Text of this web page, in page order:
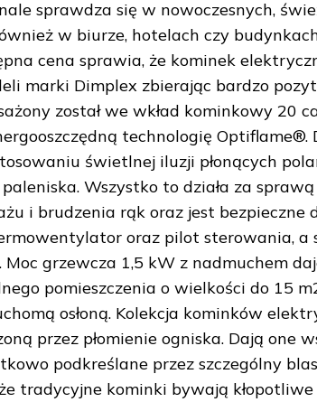
sprawdza się w nowoczesnych,
w biurze, hotelach czy
cena sprawia, że kominek
marki Dimplex zbierając bardzo
został we wkład kominkowy 20
technologię Optiflame®.
świetlnej iluzji płonących
Wszystko to działa za
i brudzenia rąk oraz jest bezpieczne
oraz pilot sterowania, a
grzewcza 1,5 kW z nadmuchem
pomieszczenia o wielkości do 15
osłoną. Kolekcja kominków
przez płomienie ogniska. Dają one
podkreślane przez szczególny
tradycyjne kominki bywają